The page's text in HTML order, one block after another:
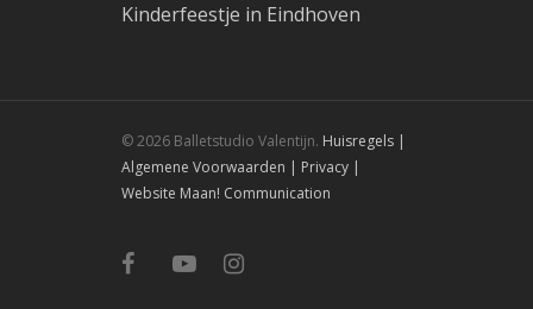
Kinderfeestje in Eindhoven
© 2026 Balletstudio Valentijn. Huisregels |
Algemene Voorwaarden | Privacy |
Website Maan! Communication